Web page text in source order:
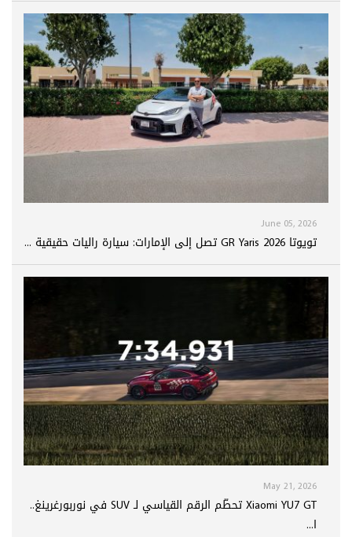
June 05, 2026
تويوتا GR Yaris 2026 تصل إلى الإمارات: سيارة راليات حقيقية ...
May 21, 2026
Xiaomi YU7 GT تحطّم الرقم القياسي لـ SUV في نوربورغرينغ..
ا...